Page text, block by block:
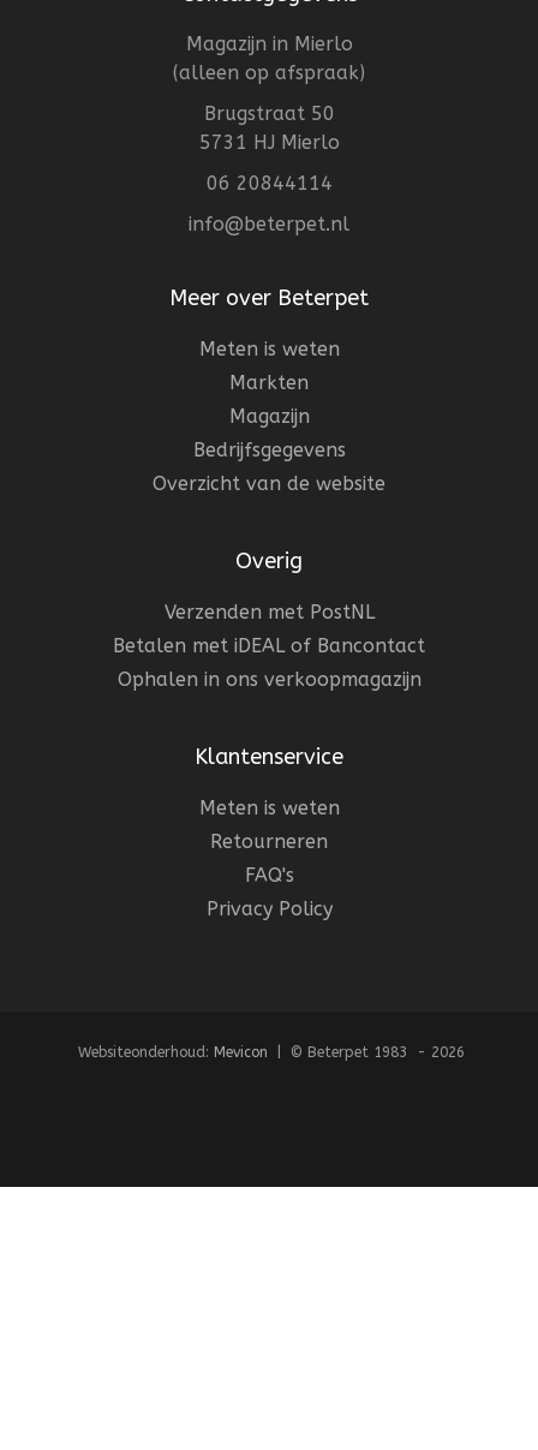
Magazijn in Mierlo
(alleen op afspraak)
Brugstraat 50
5731 HJ Mierlo
06 20844114
info@beterpet.nl
Meer over Beterpet
Meten is weten
Markten
Magazijn
Bedrijfsgegevens
Overzicht van de website
Overig
Verzenden met PostNL
Betalen met iDEAL of Bancontact
Ophalen in ons verkoopmagazijn
Klantenservice
Meten is weten
Retourneren
FAQ's
Privacy Policy
Websiteonderhoud: Mevicon | © Beterpet 1983 - 2026